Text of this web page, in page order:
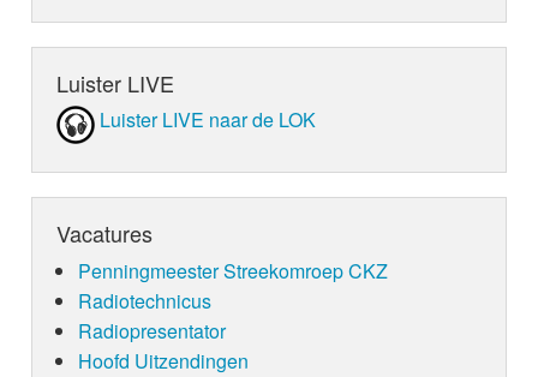
Luister LIVE
Luister LIVE naar de LOK
Vacatures
Penningmeester Streekomroep CKZ
Radiotechnicus
Radiopresentator
Hoofd Uitzendingen